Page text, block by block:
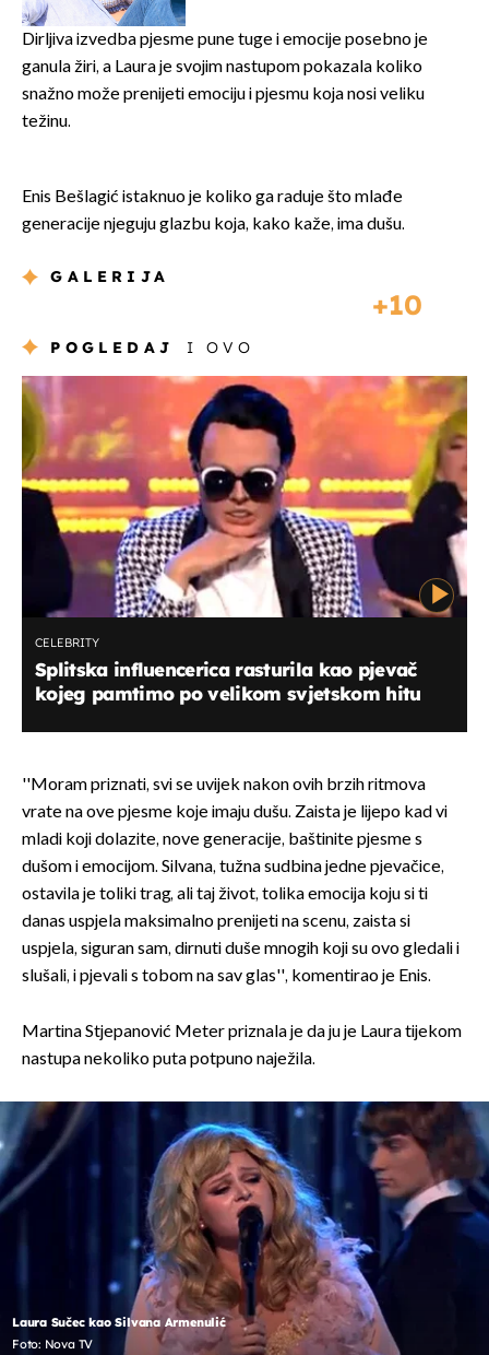
Dirljiva izvedba pjesme pune tuge i emocije posebno je
ganula žiri, a Laura je svojim nastupom pokazala koliko
snažno može prenijeti emociju i pjesmu koja nosi veliku
težinu.
Enis Bešlagić istaknuo je koliko ga raduje što mlađe
generacije njeguju glazbu koja, kako kaže, ima dušu.
GALERIJA
10
POGLEDAJ I OVO
CELEBRITY
Splitska influencerica rasturila kao pjevač
kojeg pamtimo po velikom svjetskom hitu
''Moram priznati, svi se uvijek nakon ovih brzih ritmova
vrate na ove pjesme koje imaju dušu. Zaista je lijepo kad vi
mladi koji dolazite, nove generacije, baštinite pjesme s
dušom i emocijom. Silvana, tužna sudbina jedne pjevačice,
ostavila je toliki trag, ali taj život, tolika emocija koju si ti
danas uspjela maksimalno prenijeti na scenu, zaista si
uspjela, siguran sam, dirnuti duše mnogih koji su ovo gledali i
slušali, i pjevali s tobom na sav glas'', komentirao je Enis.
Martina Stjepanović Meter priznala je da ju je Laura tijekom
nastupa nekoliko puta potpuno naježila.
Laura Sučec kao Silvana Armenulić
Foto: Nova TV